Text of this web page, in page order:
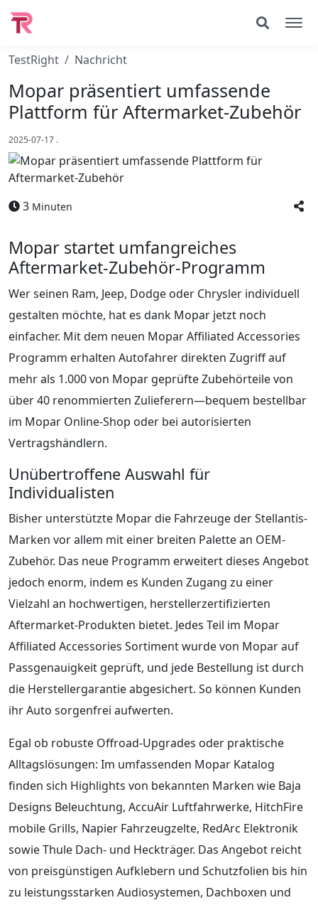
TestRight Nachricht
Mopar präsentiert umfassende
Plattform für Aftermarket-Zubehör
2025-07-17 .
3 Minuten
Mopar startet umfangreiches
Aftermarket-Zubehör-Programm
Wer seinen Ram, Jeep, Dodge oder Chrysler individuell
gestalten möchte, hat es dank Mopar jetzt noch
einfacher. Mit dem neuen Mopar Affiliated Accessories
Programm erhalten Autofahrer direkten Zugriff auf
mehr als 1.000 von Mopar geprüfte Zubehörteile von
über 40 renommierten Zulieferern—bequem bestellbar
im Mopar Online-Shop oder bei autorisierten
Vertragshändlern.
Unübertroffene Auswahl für
Individualisten
Bisher unterstützte Mopar die Fahrzeuge der Stellantis-
Marken vor allem mit einer breiten Palette an OEM-
Zubehör. Das neue Programm erweitert dieses Angebot
jedoch enorm, indem es Kunden Zugang zu einer
Vielzahl an hochwertigen, herstellerzertifizierten
Aftermarket-Produkten bietet. Jedes Teil im Mopar
Affiliated Accessories Sortiment wurde von Mopar auf
Passgenauigkeit geprüft, und jede Bestellung ist durch
die Herstellergarantie abgesichert. So können Kunden
ihr Auto sorgenfrei aufwerten.
Egal ob robuste Offroad-Upgrades oder praktische
Alltagslösungen: Im umfassenden Mopar Katalog
finden sich Highlights von bekannten Marken wie Baja
Designs Beleuchtung, AccuAir Luftfahrwerke, HitchFire
mobile Grills, Napier Fahrzeugzelte, RedArc Elektronik
sowie Thule Dach- und Heckträger. Das Angebot reicht
von preisgünstigen Aufklebern und Schutzfolien bis hin
zu leistungsstarken Audiosystemen, Dachboxen und